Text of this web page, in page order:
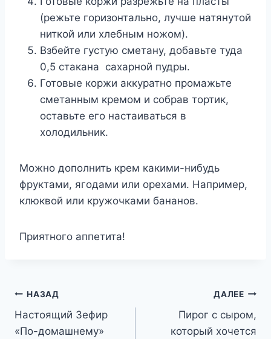
(режьте горизонтально, лучше натянутой
ниткой или хлебным ножом).
Взбейте густую сметану, добавьте туда
0,5 стакана сахарной пудры.
Готовые коржи аккуратно промажьте
сметанным кремом и собрав тортик,
оставьте его настаиваться в
холодильник.
Можно дополнить крем какими-нибудь
фруктами, ягодами или орехами. Например,
клюквой или кружочками бананов.
Приятного аппетита!
Навигация
по
НАЗАД
Настоящий Зефир
«По-домашнему»
ДАЛЕЕ
Пирог с сыром,
который хочется